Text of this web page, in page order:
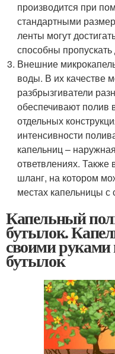
производится при
стандартными
ленты могут
способны
Внешние
воды. В их качестве
разбрызгиватели
обеспечивают полив
отдельных
интенсивности
капельниц –
ответвлениях.
шланг, на котором
местах капельницы
Капельный
бутылок.
своими руками
бутылок